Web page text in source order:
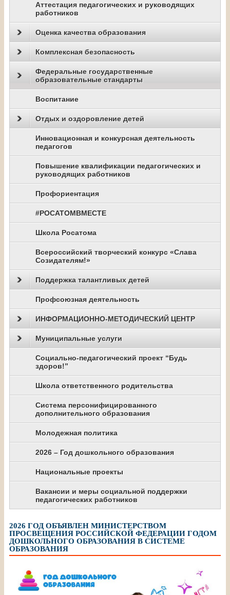
Аттестация педагогических и руководящих
работников
Оценка качества образования
Комплексная безопасность
Федеральные государственные
образовательные стандарты
Воспитание
Отдых и оздоровление детей
Инновационная и конкурсная деятельность
педагогов
Повышение квалификации педагогических и
руководящих работников
Профориентация
#РОСАТОМВМЕСТЕ
Школа Росатома
Всероссийский творческий конкурс «Слава
Созидателям!»
Поддержка талантливых детей
Профсоюзная деятельность
ИНФОРМАЦИОННО-МЕТОДИЧЕСКИЙ ЦЕНТР
Муниципальные услуги
Социально-педагогический проект “Будь
здоров!”
Школа ответственного родительства
Система персонифицированного
дополнительного образования
Молодежная политика
2026 – Год дошкольного образования
Национальные проекты
Вакансии и меры социальной поддержки
педагогических работников
2026 ГОД ОБЪЯВЛЕН МИНИСТЕРСТВОМ
ПРОСВЕЩЕНИЯ РОССИЙСКОЙ ФЕДЕРАЦИИ ГОДОМ
ДОШКОЛЬНОГО ОБРАЗОВАНИЯ В СИСТЕМЕ
ОБРАЗОВАНИЯ